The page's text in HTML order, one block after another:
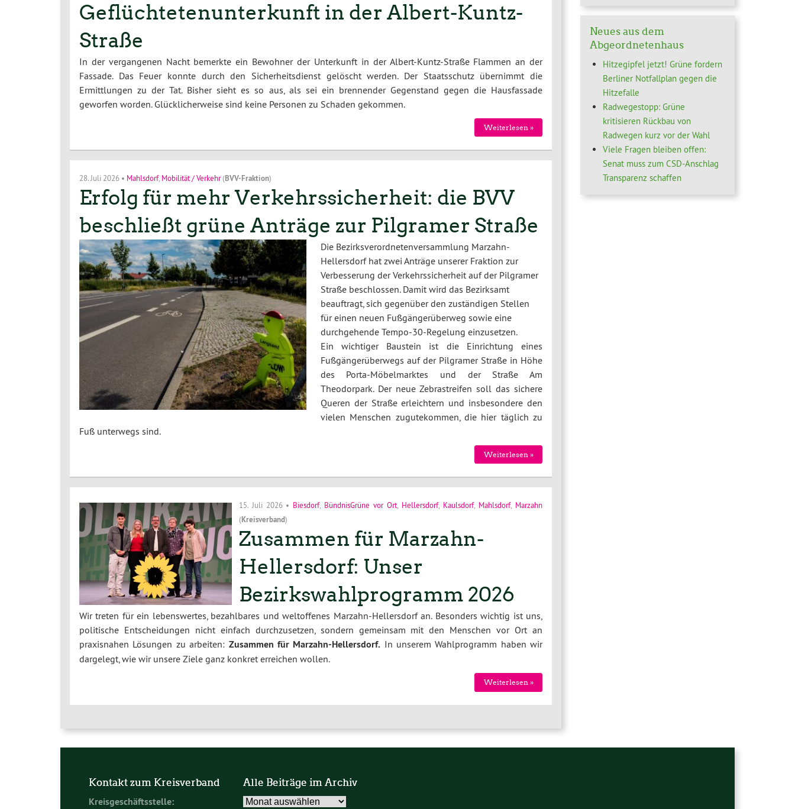
Geflüchtetenunterkunft in der Albert-Kuntz-
Straße
In der vergangenen Nacht bemerkte ein Bewohner der Unterkunft in der Albert-Kuntz-Straße Flammen an der
Fassade. Das Feuer konnte durch den Sicherheitsdienst gelöscht werden. Der Staatsschutz übernimmt die
Ermittlungen zu der Tat. Bisher sieht es so aus, als sei ein brennender Gegenstand gegen die Hausfassade
geworfen worden. Glücklicherweise sind keine Personen zu Schaden gekommen.
Weiterlesen »
28. Juli 2026 • Mahlsdorf, Mobilität / Verkehr(BVV-Fraktion)
Erfolg für mehr Verkehrssicherheit: die BVV
beschließt grüne Anträge zur Pilgramer Straße
Die Bezirksverordnetenversammlung Marzahn-
Hellersdorf hat zwei Anträge unserer Fraktion zur
Verbesserung der Verkehrssicherheit auf der Pilgramer
Straße beschlossen. Damit wird das Bezirksamt
beauftragt, sich gegenüber den zuständigen Stellen
für einen neuen Fußgängerüberweg sowie eine
durchgehende Tempo-30-Regelung einzusetzen.
Ein wichtiger Baustein ist die Einrichtung eines
Fußgängerüberwegs auf der Pilgramer Straße in Höhe
des Porta-Möbelmarktes und der Straße Am
Theodorpark. Der neue Zebrastreifen soll das sichere
Queren der Straße erleichtern und insbesondere den
vielen Menschen zugutekommen, die hier täglich zu
Fuß unterwegs sind.
Weiterlesen »
15. Juli 2026• Biesdorf, BündnisGrüne vor Ort Hellersdorf, Kaulsdorf, Mahlsdorf, Marzahn
(Kreisverband)
Zusammen für Marzahn-
Hellersdorf: Unser
Bezirkswahlprogramm 2026
Wir treten für ein lebenswertes, bezahlbares und weltoffenes Marzahn-Hellersdorf an. Besonders wichtig ist uns,
politische Entscheidungen nicht einfach durchzusetzen, sondern gemeinsam mit den Menschen vor Ort an
praxisnahen Lösungen zu arbeiten: Zusammen für Marzahn-Hellersdorf. In unserem Wahlprogramm haben wir
dargelegt, wie wir unsere Ziele ganz konkret erreichen wollen.
Weiterlesen »
Neues aus dem
Abgeordnetenhaus
Hitzegipfel jetzt! Grüne fordern
Berliner Notfallplan gegen die
Hitzefalle
Radwegestopp: Grüne
kritisieren Rückbau von
Radwegen kurz vor der Wahl
Viele Fragen bleiben offen:
Senat muss zum CSD-Anschlag
Transparenz schaffen
Kontakt zum Kreisverband
Kreisgeschäftsstelle:
Alle Beiträge im Archiv
Alle